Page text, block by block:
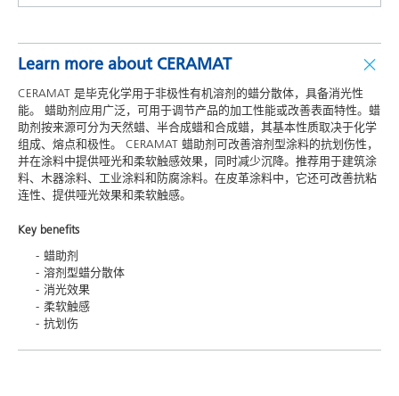
Learn more about CERAMAT
CERAMAT 是毕克化学用于非极性有机溶剂的蜡分散体，具备消光性
能。 蜡助剂应用广泛，可用于调节产品的加工性能或改善表面特性。蜡
助剂按来源可分为天然蜡、半合成蜡和合成蜡，其基本性质取决于化学
组成、熔点和极性。 CERAMAT 蜡助剂可改善溶剂型涂料的抗划伤性，
并在涂料中提供哑光和柔软触感效果，同时减少沉降。推荐用于建筑涂
料、木器涂料、工业涂料和防腐涂料。在皮革涂料中，它还可改善抗粘
连性、提供哑光效果和柔软触感。
Key benefits
蜡助剂
溶剂型蜡分散体
消光效果
柔软触感
抗划伤